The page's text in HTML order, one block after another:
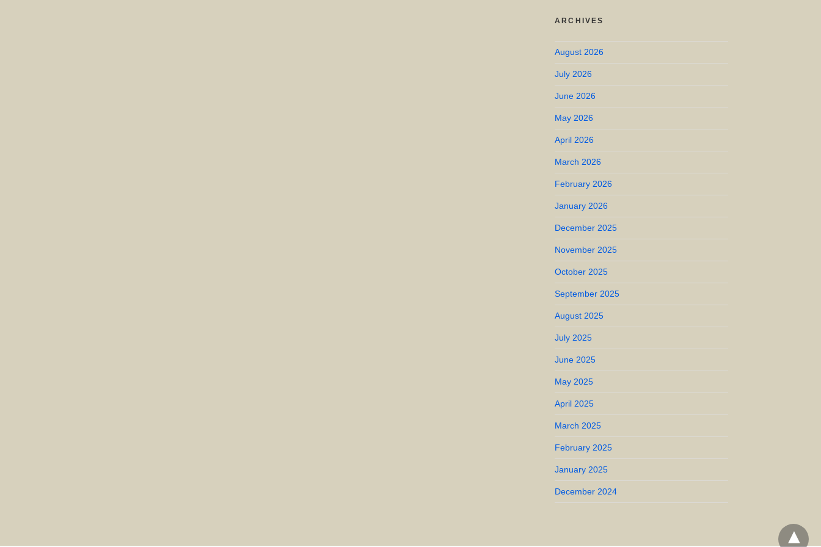
ARCHIVES
August 2026
July 2026
June 2026
May 2026
April 2026
March 2026
February 2026
January 2026
December 2025
November 2025
October 2025
September 2025
August 2025
July 2025
June 2025
May 2025
April 2025
March 2025
February 2025
January 2025
December 2024